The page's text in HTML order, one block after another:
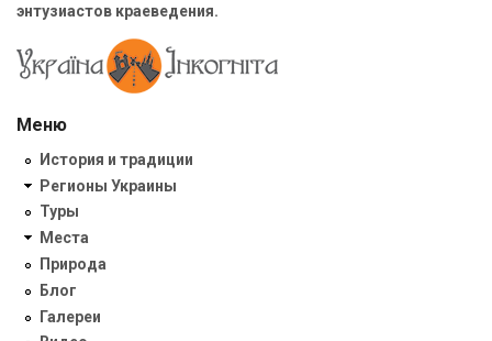
энтузиастов краеведения.
Меню
История и традиции
Регионы Украины
Туры
Места
Природа
Блог
Галереи